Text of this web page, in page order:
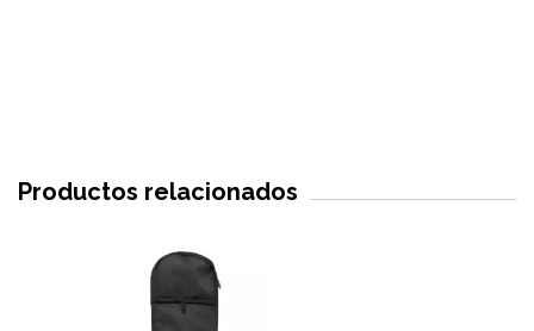
Productos relacionados